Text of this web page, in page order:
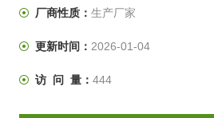
厂商性质： 生产厂家
更新时间： 2026-01-04
访 问 量： 444